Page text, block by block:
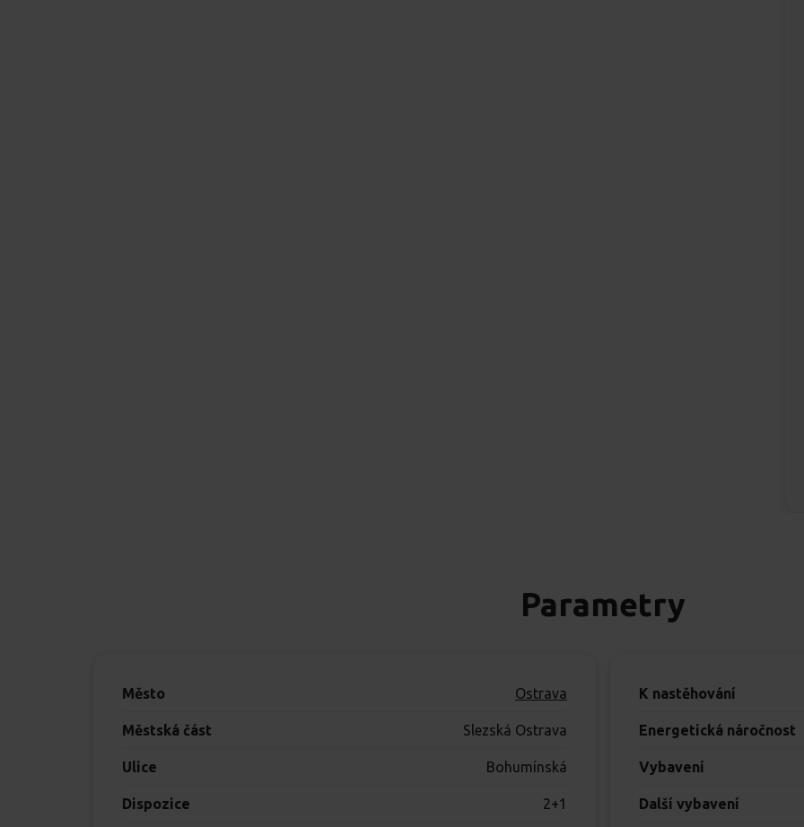
Parametry
Město Ostrava
Městská část Slezská Ostrava
Ulice Bohumínská
Dispozice 2+1
K nastěhování
Energetická náročnost
Vybavení
Další vybavení